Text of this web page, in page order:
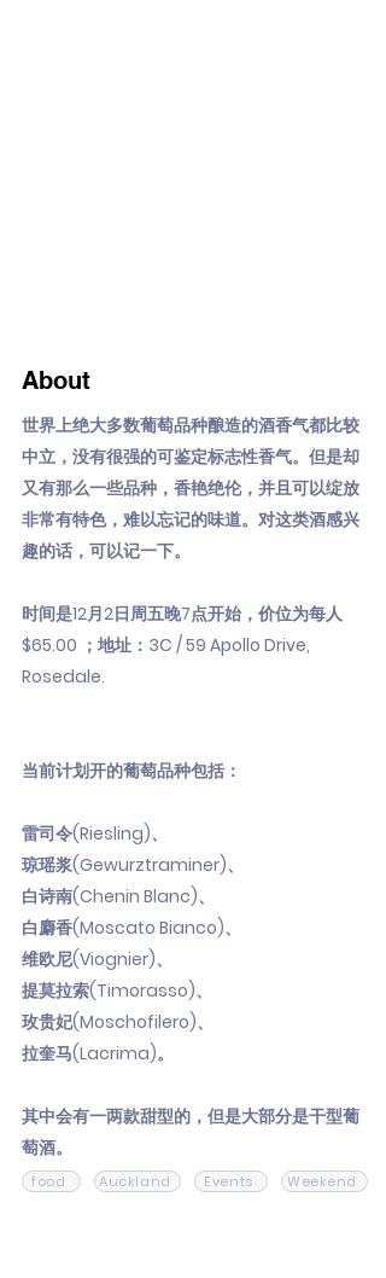
About
世界上绝大多数葡萄品种酿造的酒香气都比较
中立，没有很强的可鉴定标志性香气。但是却
又有那么一些品种，香艳绝伦，并且可以绽放
非常有特色，难以忘记的味道。对这类酒感兴
趣的话，可以记一下。
时间是12月2日周五晚7点开始，价位为每人
$65.00 ；地址：3C / 59 Apollo Drive,
Rosedale.
当前计划开的葡萄品种包括：
雷司令(Riesling)、
琼瑶浆(Gewurztraminer)、
白诗南(Chenin Blanc)、
白麝香(Moscato Bianco)、
维欧尼(Viognier)、
提莫拉索(Timorasso)、
玫贵妃(Moschofilero)、
拉奎马(Lacrima)。
其中会有一两款甜型的，但是大部分是干型葡
萄酒。
food Auckland Events Weekend